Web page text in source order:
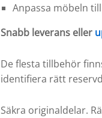
Anpassa möbeln
Snabb leverans eller
De flesta tillbehör
identifiera rätt
Säkra originaldelar.